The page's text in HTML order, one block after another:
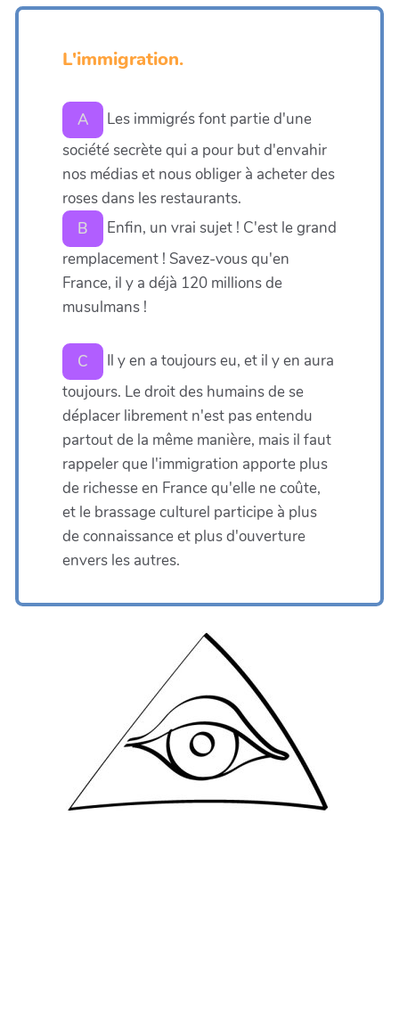
L'immigration.
A
Les immigrés font partie d'une
société secrète qui a pour but d'envahir
nos médias et nous obliger à acheter des
roses dans les restaurants.
B
Enfin, un vrai sujet ! C'est le grand
remplacement ! Savez-vous qu'en
France, il y a déjà 120 millions de
musulmans !
C
Il y en a toujours eu, et il y en aura
toujours. Le droit des humains de se
déplacer librement n'est pas entendu
partout de la même manière, mais il faut
rappeler que l'immigration apporte plus
de richesse en France qu'elle ne coûte,
et le brassage culturel participe à plus
de connaissance et plus d'ouverture
envers les autres.